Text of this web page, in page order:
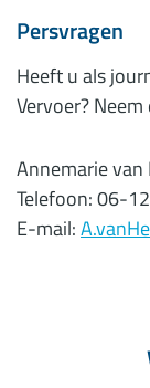
Persvragen
Heeft u als
Vervoer?
Annemarie van
Telefoon: 06-
E-mail: